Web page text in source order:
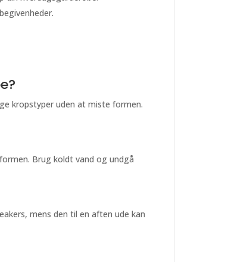
kropstyper uden at miste formen.
Brug koldt vand og undgå
mens den til en aften ude kan